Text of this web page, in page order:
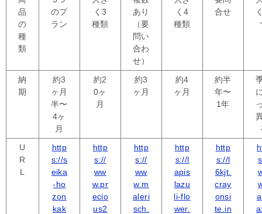
品
の
種
類
のプ
ラン
く3
種類
あり
（要
問い
合わ
せ）
く4
種類
合せ
納
期
約3
ヶ月
半〜
4ヶ
月
約2
0ヶ
月
約3
ヶ月
約4
ヶ月
約半
年〜
1年
U
R
L
http
s://s
eika
-ho
zon
kak
http
s://
ww
w.pr
ecio
us2
http
s://
ww
w.m
aleri
sch.
http
s://l
apis
lazu
li-flo
wer.
http
s://l
6kjt.
cray
onsi
te.in